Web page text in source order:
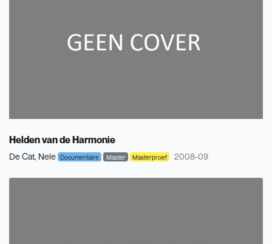
Helden van de Harmonie
De Cat, Nele Documentaire Master Masterproef 2008-09